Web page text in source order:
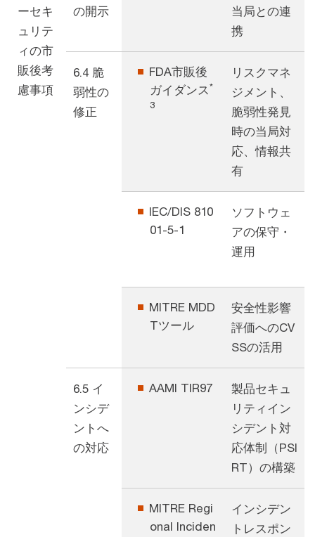
ーセキ
ュリテ
ィの市
販後考
慮事項
の開示
当局との連
携
6.4 脆
弱性の
修正
FDA市販後
ガイダンス*
3
リスクマネ
ジメント、
脆弱性発見
時の当局対
応、情報共
有
IEC/DIS 810
01-5-1
ソフトウェ
アの保守・
運用
MITRE MDD
Tツール
安全性影響
評価へのCV
SSの活用
6.5 イ
ンシデ
ントへ
の対応
AAMI TIR97
製品セキュ
リティイン
シデント対
応体制（PSI
RT）の構築
MITRE Regi
onal Inciden
インシデン
トレスポン